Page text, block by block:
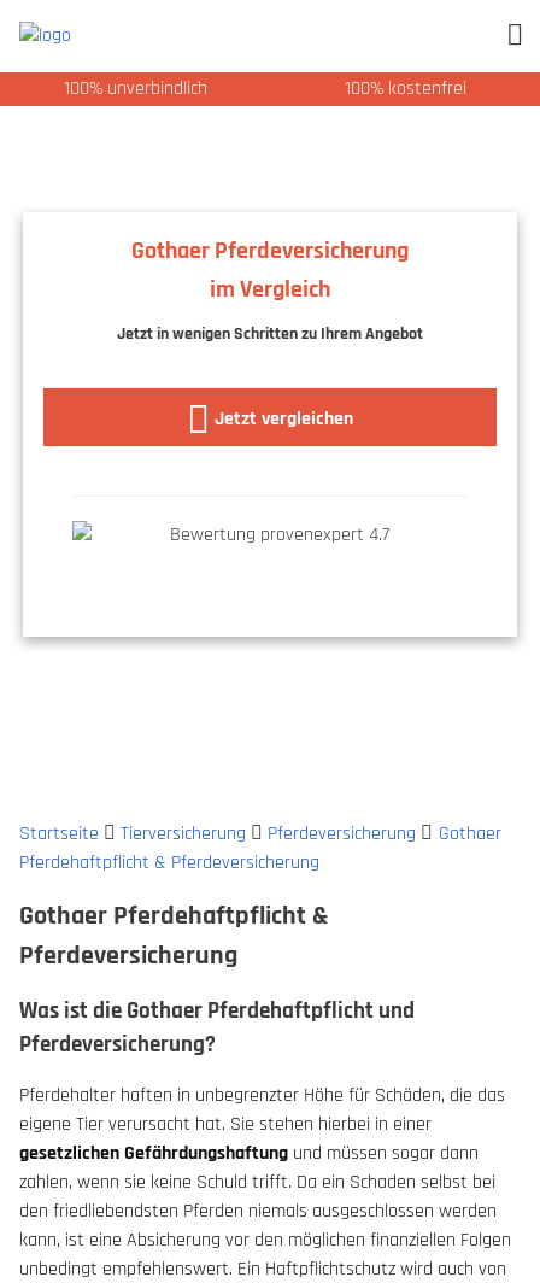
100% unverbindlich 100% kostenfrei
Gothaer Pferdeversicherung
im Vergleich
Jetzt in wenigen Schritten zu Ihrem Angebot
Jetzt vergleichen
Startseite Tierversicherung Pferdeversicherung
Gothaer
Pferdehaftpflicht & Pferdeversicherung
Gothaer Pferdehaftpflicht &
Pferdeversicherung
Was ist die Gothaer Pferdehaftpflicht und
Pferdeversicherung?
Pferdehalter haften in unbegrenzter Höhe für Schäden, die das
eigene Tier verursacht hat. Sie stehen hierbei in einer
gesetzlichen Gefährdungshaftung und müssen sogar dann
zahlen, wenn sie keine Schuld trifft. Da ein Schaden selbst bei
den friedliebendsten Pferden niemals ausgeschlossen werden
kann, ist eine Absicherung vor den möglichen finanziellen Folgen
unbedingt empfehlenswert. Ein Haftpflichtschutz wird auch von